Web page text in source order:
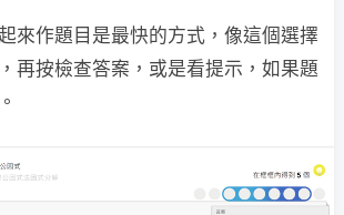
來作題目是最快的方式，像這個選擇
再按檢查答案，或是看提示，如果題